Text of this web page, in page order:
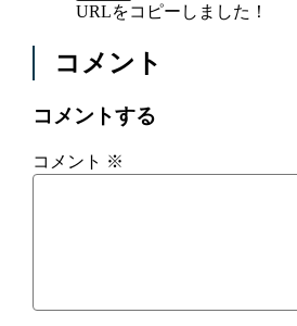
URLをコピーしました！
コメント
コメントする
コメント ※